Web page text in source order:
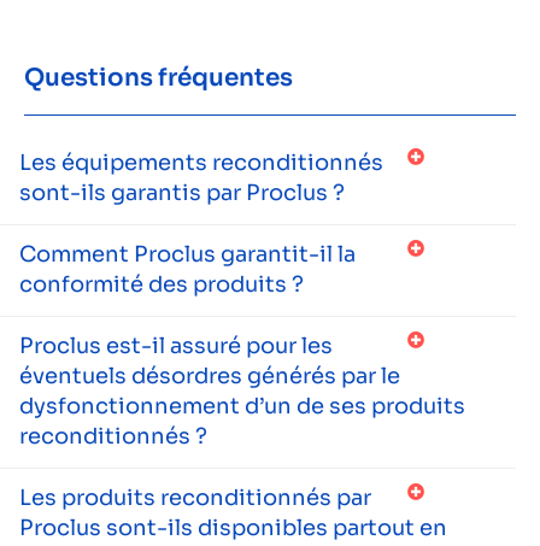
Questions fréquentes
Les équipements reconditionnés
sont-ils garantis par Proclus ?
Comment Proclus garantit-il la
conformité des produits ?
Proclus est-il assuré pour les
éventuels désordres générés par le
dysfonctionnement d’un de ses produits
reconditionnés ?
Les produits reconditionnés par
Proclus sont-ils disponibles partout en